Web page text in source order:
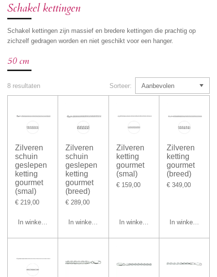
Schakel kettingen
Schakel kettingen zijn massief en bredere kettingen die prachtig op
zichzelf gedragen worden en niet geschikt voor een hanger.
50 cm
8 resultaten Sorteer:
Zilveren
schuin
geslepen
ketting
gourmet
(smal)
€ 219,00
In winkelwagen
Zilveren
schuin
geslepen
ketting
gourmet
(breed)
€ 289,00
In winkelwagen
Zilveren
ketting
gourmet
(smal)
€ 159,00
In winkelwagen
Zilveren
ketting
gourmet
(breed)
€ 349,00
In winkelwagen